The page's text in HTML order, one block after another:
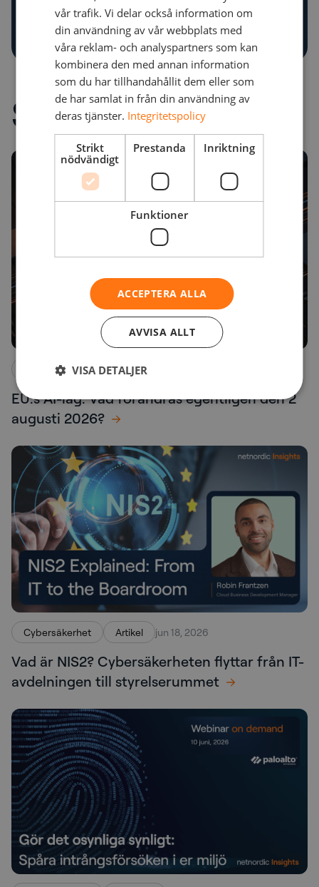
Senaste innehållet
Cybersäkerhet Artikel
EU:s AI-lag: Vad förändras egentligen den 2
augusti 2026?
Cybersäkerhet Artikel jun 18, 2026
Vad är NIS2? Cybersäkerheten flyttar från IT-
avdelningen till styrelserummet
vår trafik. Vi delar också information om
din användning av vår webbplats med
våra reklam- och analyspartners som kan
kombinera den med annan information
som du har tillhandahållit dem eller som
de har samlat in från din användning av
deras tjänster. Integritetspolicy
Strikt
nödvändigt
Prestanda Inriktning
Funktioner
ACCEPTERA ALLA
AVVISA ALLT
VISA DETALJER